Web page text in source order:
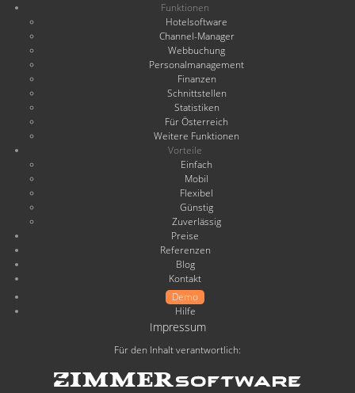
Funktionen
Hotelsoftware
Channel-Manager
Webbuchung
Personalmanagement
Finanzen
Schnittstellen
Statistiken
Für Österreich
Weitere Funktionen
Vorteile
Einfach
Mobil
Flexibel
Günstig
Zuverlässig
Preise
Referenzen
Blog
Kontakt
Demo
Hilfe
Impressum
Für den Inhalt verantwortlich: